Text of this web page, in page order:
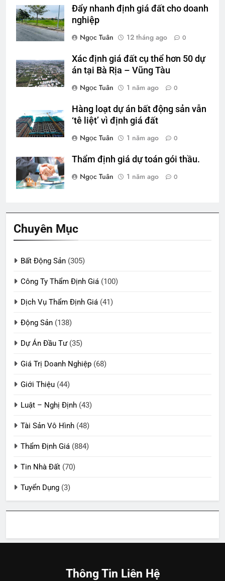
Đẩy nhanh định giá đất cho doanh
nghiệp
Ngọc Tuân
12 tháng ago 0
Xác định giá đất cụ thể hơn 50 dự
án tại Bà Rịa – Vũng Tàu
Ngọc Tuân
1 năm ago 0
Hàng loạt dự án bất động sản vẫn
‘tê liệt’ vì định giá đất
Ngọc Tuân
1 năm ago 0
Thẩm định giá dự toán gói thầu.
Ngọc Tuân
1 năm ago 0
Chuyên Mục
Bất Động Sản (305)
Công Ty Thẩm Định Giá (100)
Dịch Vụ Thẩm Định Giá (41)
Động Sản (138)
Dự Án Đầu Tư(35)
Giá Trị Doanh Nghiệp (68)
Giới Thiệu (44)
Luật – Nghị Định (43)
Tài Sản Vô Hình (48)
Thẩm Định Giá (884)
Tin Nhà Đất (70)
Tuyển Dụng (3)
Thông Tin Liên Hệ